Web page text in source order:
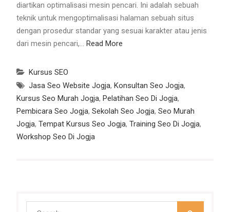
diartikan optimalisasi mesin pencari. Ini adalah sebuah
teknik untuk mengoptimalisasi halaman sebuah situs
dengan prosedur standar yang sesuai karakter atau jenis
dari mesin pencari,… Read More
Kursus SEO
Jasa Seo Website Jogja, Konsultan Seo Jogja,
Kursus Seo Murah Jogja, Pelatihan Seo Di Jogja,
Pembicara Seo Jogja, Sekolah Seo Jogja, Seo Murah
Jogja, Tempat Kursus Seo Jogja, Training Seo Di Jogja,
Workshop Seo Di Jogja